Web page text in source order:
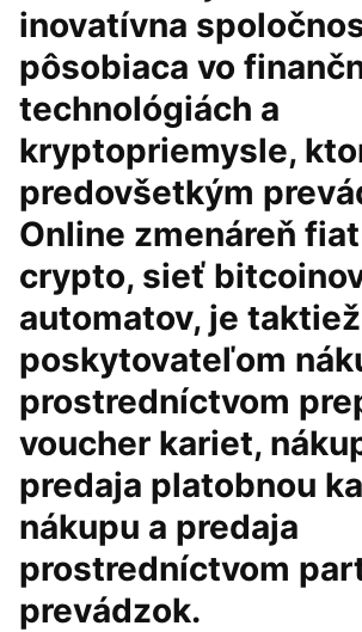
inovatívna
pôsobiaca vo
technológiách a
kryptopriemysle,
predovšetkým
Online zmenáreň
crypto, sieť
automatov, je taktiež
poskytovateľom
prostredníctvom
voucher kariet,
predaja platobnou
nákupu a predaja
prostredníctvom
prevádzok.